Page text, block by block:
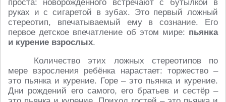
проста: новорождённого встречают с бутылкой в
руках и с сигаретой в зубах. Это первый ложный
стереотип, впечатываемый ему в сознание. Его
первое детское впечатление об этом мире: пьянка
и курение взрослых.
Количество этих ложных стереотипов по
мере взросления ребёнка нарастает: торжество –
это пьянка и курение. Горе – это пьянка и курение.
Дни рождений его самого, его братьев и сестёр –